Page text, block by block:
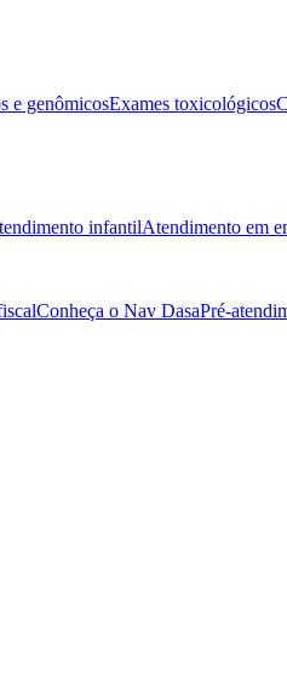
e genômicosExames toxicológicos
infantilAtendimento em
Conheça o Nav DasaPré-